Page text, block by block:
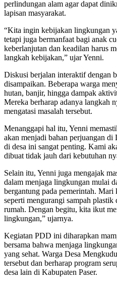
perlindungan alam agar dapat
lapisan masyarakat.
“Kita ingin kebijakan lingkungan
tetapi juga bermanfaat bagi anak
keberlanjutan dan keadilan harus
langkah kebijakan,” ujar Yenni.
Diskusi berjalan interaktif dengan
disampaikan. Beberapa warga
hutan, banjir, hingga dampak
Mereka berharap adanya langkah
mengatasi masalah tersebut.
Menanggapi hal itu, Yenni
akan menjadi bahan perjuangan
di desa ini sangat penting. Kami
dibuat tidak jauh dari kebutuhan
Selain itu, Yenni juga mengajak
dalam menjaga lingkungan mulai
bergantung pada pemerintah.
seperti mengurangi sampah
rumah. Dengan begitu, kita ikut
lingkungan,” ujarnya.
Kegiatan PDD ini diharapkan
bersama bahwa menjaga
yang sehat. Warga Desa
tersebut dan berharap program
desa lain di Kabupaten Paser.